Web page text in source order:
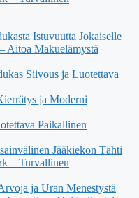
Istuvuutta Jokaiselle
Aitoa Makuelämystä
Siivous ja Luotettava
ja Moderni
Paikallinen
Jääkiekon Tähti
– Turvallinen
ja Uran Menestystä